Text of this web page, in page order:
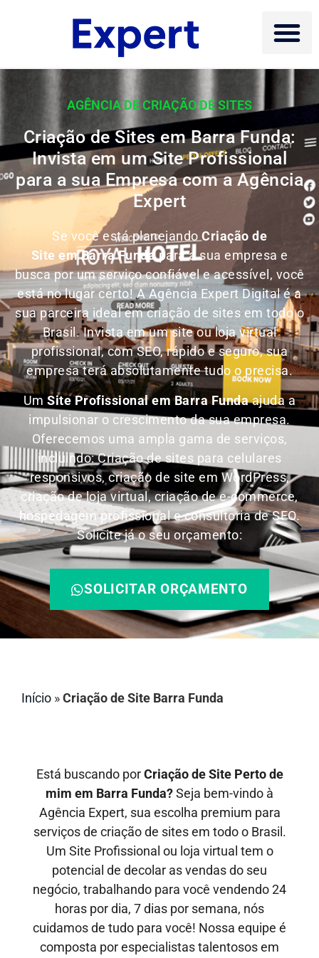
AGÊNCIA DE CRIAÇÃO DE SITES
Criação de Sites em Barra Funda:
Invista em um Site Profissional
para a sua Empresa com a Agência
Expert
Se você está planejandoCriação de
Site em Barra Fundapara a sua empresa e
busca por um serviço confiável e acessível, você
está no lugar certo! A Agência Expert Digital é a
sua parceira ideal em criação de sites em todo o
Brasil.Invista em um site ou loja virtual
profissional, com SEO, rápido e seguro, sua
empresa terá absolutamente tudo o precisa.
UmSite Profissional em Barra Fundaajuda a
impulsionar o crescimento da sua empresa.
Oferecemos uma ampla gama de serviços,
incluindo: Criação de sites para celulares
responsivos, criação de site em WordPress,
criação de loja virtual, criação de e-commerce,
hospedagem profissional e consultoria de SEO.
Solicite já o seu orçamento:
SOLICITAR ORÇAMENTO
Início »Criação de Site Barra Funda
Está buscando porCriação de Site Perto de
mim em Barra Funda?Seja bem-vindo à
Agência Expert, sua escolha premium para
serviços de criação de sites em todo o Brasil.
Um Site Profissional ou loja virtual tem o
potencial de decolar as vendas do seu
negócio, trabalhando para você vendendo 24
horas por dia, 7 dias por semana, nós
cuidamos de tudo para você! Nossa equipe é
composta por especialistas talentosos em